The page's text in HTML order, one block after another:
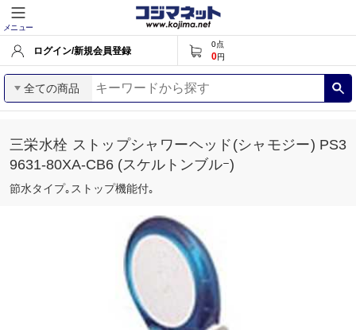
メニュー
ログイン/新規会員登録
0点
0円
全ての商品
三栄水栓 ストップシャワーヘッド(シャモジー) PS3
9631-80XA-CB6 (スケルトンブルｰ)
節水タイプ｡ストップ機能付｡